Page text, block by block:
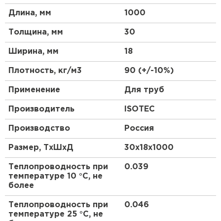
Особенности товара:
Эффективная защита от теплопотерь и шума
Высококачественный материал для
долговечности
Прост в монтаже для удобства использования
Размеры 30х18х1000 мм для универсального
применения
Цилиндрическая форма для легкой установки
факторов
Идеальное сочетание цена-качество для
экономии средств
Широкий спектр применения в
строительстве и ремонте
Длина, мм 1000
Толщина, мм 30
Ширина, мм 18
Плотность, кг/м3 90 (+/-10%)
Применение Для труб
Производитель ISOTEC
Производство Россия
Размер, ТхШхД 30х18х1000
Теплопроводность при
температуре 10 °С, не
более
0.039
Теплопроводность при
температуре 25 °С, не
0.046
Утеплитель Эковер
Утеплитель Изовол
Утеплитель Basfiber
Утеплитель Термит
Утеплитель Термит
Утеплитель Isotec
Утеплитель Ruspanel
Утеплитель Basfiber
Утеплитель Xotpipe